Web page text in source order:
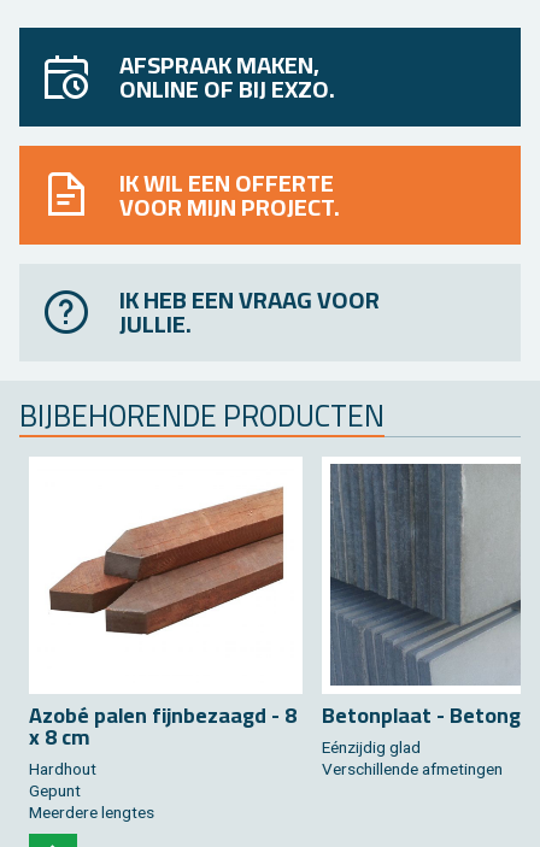
AFSPRAAK MAKEN,
ONLINE OF BIJ EXZO.
IK WIL EEN OFFERTE
VOOR MIJN PROJECT.
IK HEB EEN VRAAG VOOR
JULLIE.
BIJ­BE­HO­REN­DE PRO­DUC­TEN
Azobé palen fijn­be­zaagd - 8
x 8 cm
Hard­hout
Ge­punt
Meer­de­re leng­tes
Be­ton­plaat -
Eénzij­dig glad
Ver­schil­len­de af­me­tin­gen